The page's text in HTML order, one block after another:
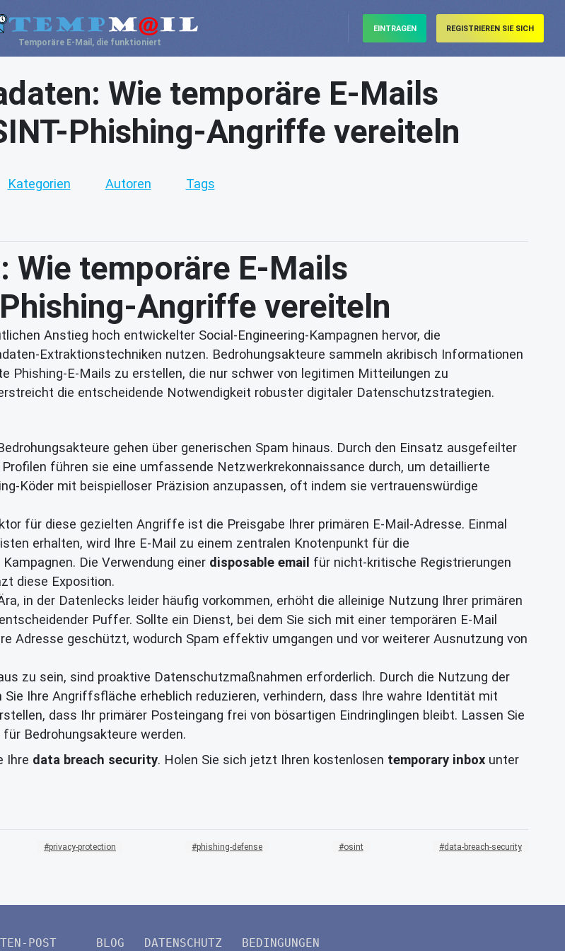
Temporäre E-Mail, die funktioniert
EINTRAGEN REGISTRIEREN SIE SICH
Wie temporäre E-Mails
Phishing-Angriffe vereiteln
Kategorien Autoren Tags
temporäre E-Mails
Angriffe vereiteln
Anstieg hoch entwickelter Social-Engineering-Kampagnen hervor, die
Extraktionstechniken nutzen. Bedrohungsakteure sammeln akribisch Informationen
Phishing-E-Mails zu erstellen, die nur schwer von legitimen Mitteilungen zu
die entscheidende Notwendigkeit robuster digitaler Datenschutzstrategien.
gehen über generischen Spam hinaus. Durch den Einsatz ausgefeilter
führen sie eine umfassende Netzwerkrekonnaissance durch, um detaillierte
Köder mit beispielloser Präzision anzupassen, oft indem sie vertrauenswürdige
für diese gezielten Angriffe ist die Preisgabe Ihrer primären E-Mail-Adresse. Einmal
erhalten, wird Ihre E-Mail zu einem zentralen Knotenpunkt für die
Die Verwendung einer disposable email für nicht-kritische Registrierungen
diese Exposition.
in der Datenlecks leider häufig vorkommen, erhöht die alleinige Nutzung Ihrer primären
Puffer. Sollte ein Dienst, bei dem Sie sich mit einer temporären E-Mail
Adresse geschützt, wodurch Spam effektiv umgangen und vor weiterer Ausnutzung von
zu sein, sind proaktive Datenschutzmaßnahmen erforderlich. Durch die Nutzung der
Sie Ihre Angriffsfläche erheblich reduzieren, verhindern, dass Ihre wahre Identität mit
dass Ihr primärer Posteingang frei von bösartigen Eindringlingen bleibt. Lassen Sie
Bedrohungsakteure werden.
Ihre data breach security. Holen Sie sich jetzt Ihren kostenlosen temporary inbox unter
privacy-protection phishing-defense osint data-breach-security
POST BLOG DATENSCHUTZ BEDINGUNGEN